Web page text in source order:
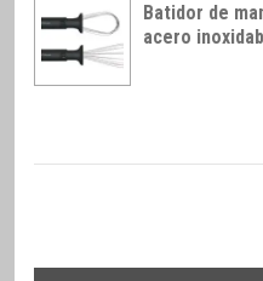
Batidor de
acero